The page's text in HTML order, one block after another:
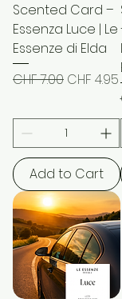
Scented Card –
Essenza Luce | Le
Essenze di Elda
Regular Price
CHF 7.00 Sale
CHF 4.95
Add to Cart